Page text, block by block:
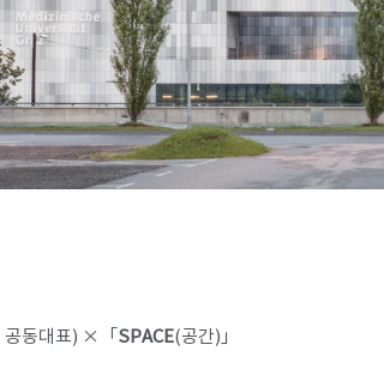
공동대표) ×「 SPACE(공간)」